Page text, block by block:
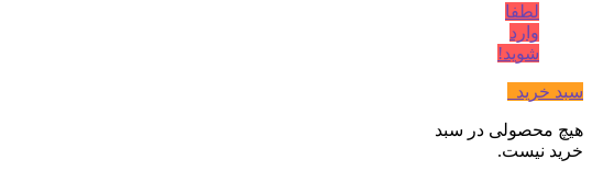
لطفا
وارد
شوید!
سبد خرید
هیچ محصولی در سبد
خرید نیست.